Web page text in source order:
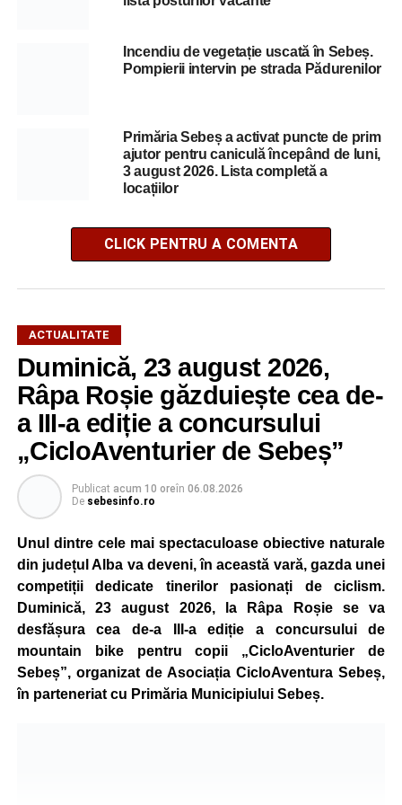
Incendiu de vegetație uscată în Sebeș.
Pompierii intervin pe strada Pădurenilor
Primăria Sebeș a activat puncte de prim
ajutor pentru caniculă începând de luni,
3 august 2026. Lista completă a
locațiilor
CLICK PENTRU A COMENTA
ACTUALITATE
Duminică, 23 august 2026,
Râpa Roșie găzduiește cea de-
a III-a ediție a concursului
„CicloAventurier de Sebeș”
Publicat acum 10 oreîn 06.08.2026
De sebesinfo.ro
Unul dintre cele mai spectaculoase obiective naturale
din județul Alba va deveni, în această vară, gazda unei
competiții dedicate tinerilor pasionați de ciclism.
Duminică, 23 august 2026, la Râpa Roșie se va
desfășura cea de-a III-a ediție a concursului de
mountain bike pentru copii „CicloAventurier de
Sebeș”, organizat de Asociația CicloAventura Sebeș,
în parteneriat cu Primăria Municipiului Sebeș.